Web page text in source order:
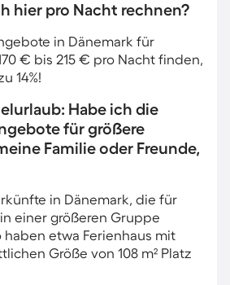
hier pro Nacht rechnen?
in Dänemark für
€ bis 215 € pro Nacht finden,
14%!
Habe ich die
für größere
Familie oder Freunde,
in Dänemark, die für
einer größeren Gruppe
etwa Ferienhaus mit
Größe von 108 m² Platz